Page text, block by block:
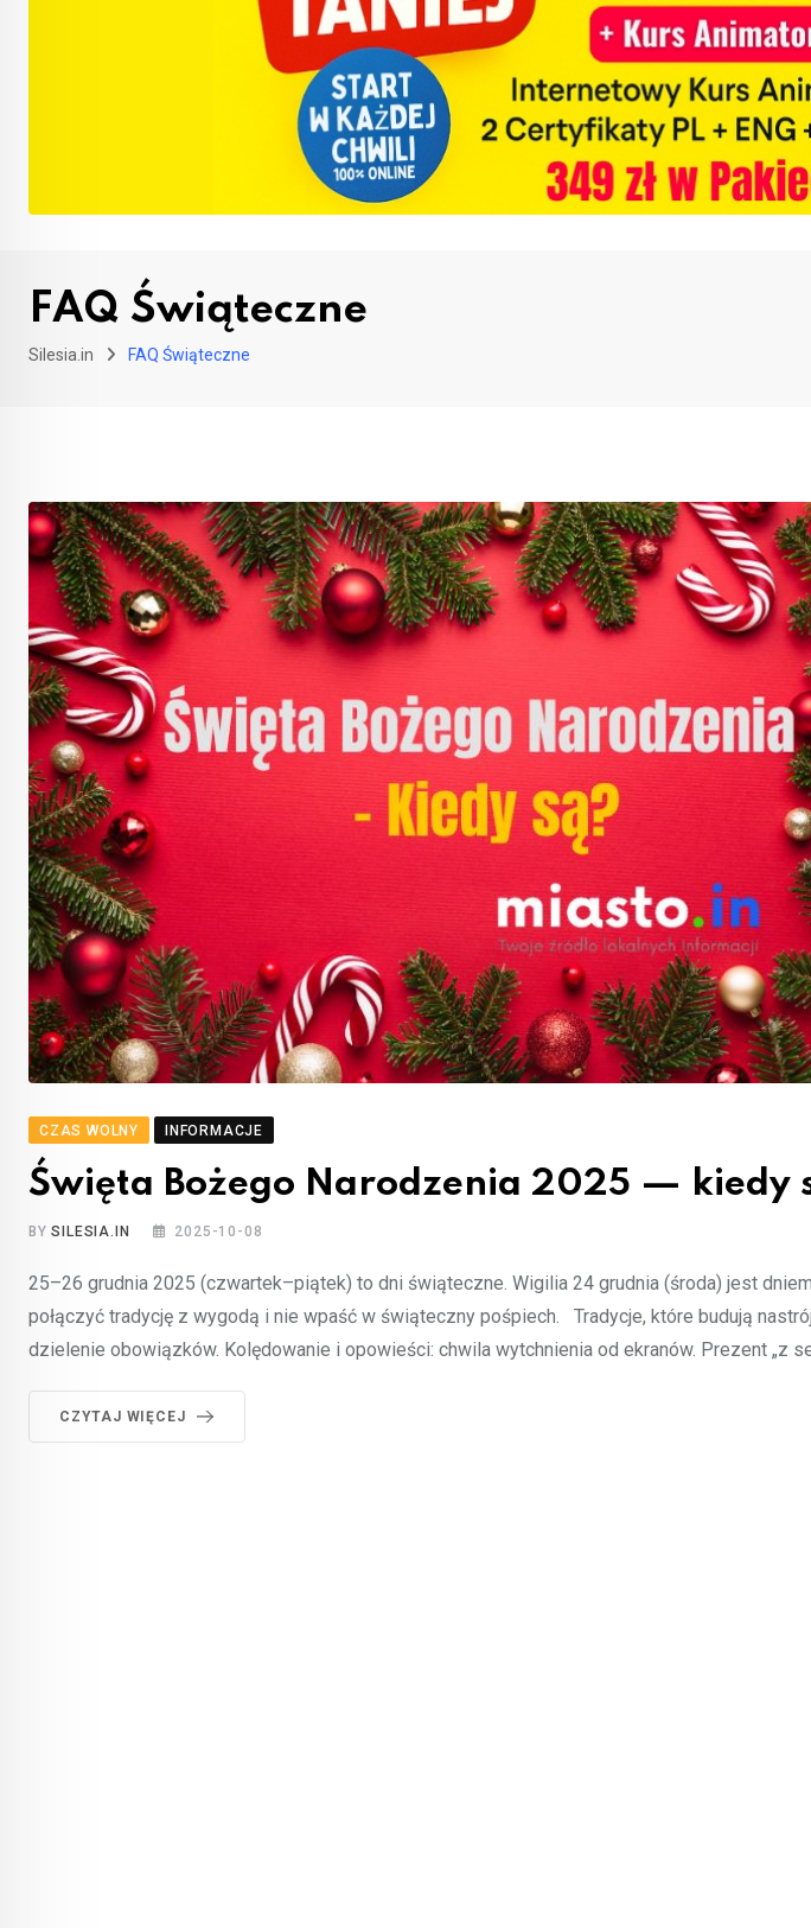
FAQ Świąteczne
Silesia.in FAQ Świąteczne
CZAS WOLNY INFORMACJE
Święta Bożego Narodzenia 2025 — kiedy
BYSILESIA.IN 2025-10-08
25–26 grudnia 2025 (czwartek–piątek) to dni świąteczne. Wigilia 24 grudnia (środa) jest
połączyć tradycję z wygodą i nie wpaść w świąteczny pośpiech. Tradycje, które budują
dzielenie obowiązków. Kolędowanie i opowieści: chwila wytchnienia od ekranów. Prezent „z
CZYTAJ WIĘCEJ